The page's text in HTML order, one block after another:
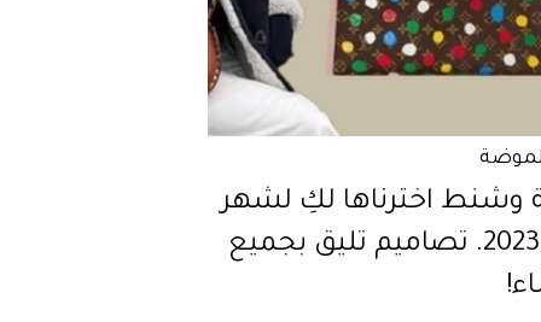
وشنط اخترناها لكِ لشهر
يناير 2023. تصاميم تليق بجميع